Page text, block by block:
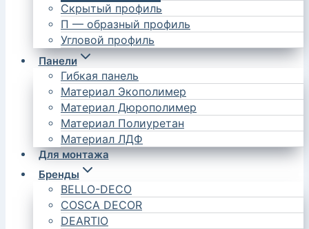
Скрытый профиль
П — образный профиль
Угловой профиль
Панели
Гибкая панель
Материал Экополимер
Материал Дюрополимер
Материал Полиуретан
Материал ЛДФ
Для монтажа
Бренды
BELLO-DECO
COSCA DECOR
DEARTIO